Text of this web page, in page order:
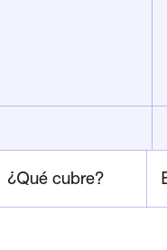
¿Qué cubre?